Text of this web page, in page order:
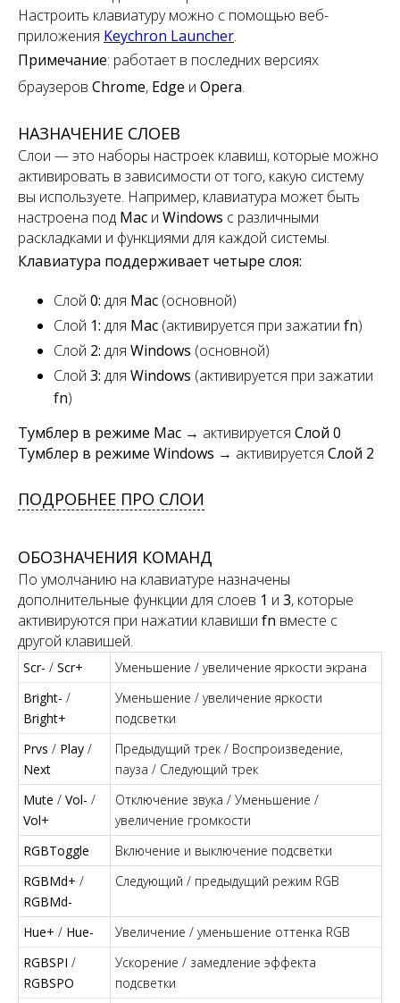
Настроить клавиатуру можно с помощью веб-
приложения Keychron Launcher.
Примечание: работает в последних версиях
браузеров Chrome, Edge и Opera.
НАЗНАЧЕНИЕ СЛОЕВ
Слои — это наборы настроек клавиш, которые можно
активировать в зависимости от того, какую систему
вы используете. Например, клавиатура может быть
настроена под Mac и Windows с различными
раскладками и функциями для каждой системы.
Клавиатура поддерживает четыре слоя:
Слой 0: для Mac (основной)
Слой 1: для Mac (активируется при зажатии fn)
Слой 2: для Windows (основной)
Слой 3: для Windows (активируется при зажатии
fn)
Тумблер в режиме Mac → активируется Слой 0
Тумблер в режиме Windows → активируется Слой 2
ПОДРОБНЕЕ ПРО СЛОИ
ОБОЗНАЧЕНИЯ КОМАНД
По умолчанию на клавиатуре назначены
дополнительные функции для слоев 1 и 3, которые
активируются при нажатии клавиши fn вместе с
другой клавишей.
Scr- / Scr+
Уменьшение / увеличение яркости экрана
Bright- /
Bright+
Уменьшение / увеличение яркости
подсветки
Prvs / Play /
Next
Предыдущий трек / Воспроизведение,
пауза / Следующий трек
Mute / Vol- /
Vol+
Отключение звука / Уменьшение /
увеличение громкости
RGBToggle
Включение и выключение подсветки
RGBMd+ /
RGBMd-
Следующий / предыдущий режим RGB
Hue+ / Hue-
Увеличение / уменьшение оттенка RGB
RGBSPI /
RGBSPO
Ускорение / замедление эффекта
подсветки